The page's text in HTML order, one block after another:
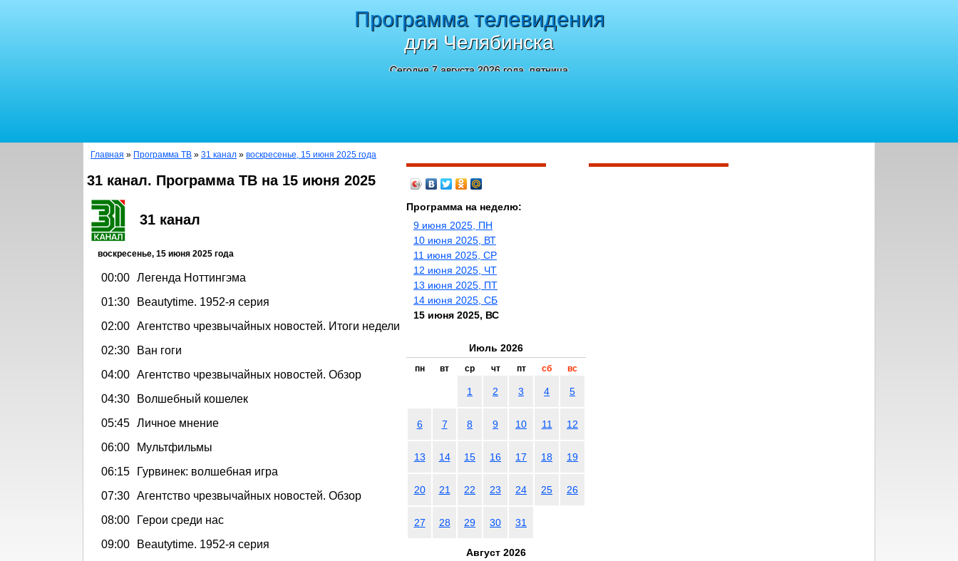
Программа телевидения
для Челябинска
Сегодня 7 августа 2026 года, пятница
Главная » Программа ТВ » 31 канал » воскресенье, 15 июня 2025 года
31 канал. Программа ТВ на 15 июня 2025
31 канал
воскресенье, 15 июня 2025 года
00:00 Легенда Ноттингэма
01:30
Beautytime. 1952-я серия
02:00 Агентство чрезвычайных новостей. Итоги недели
02:30
Ван гоги
04:00 Агентство чрезвычайных новостей. Обзор
04:30
Волшебный кошелек
05:45 Личное мнение
06:00
Мультфильмы
06:15
Гурвинек: волшебная игра
07:30 Агентство чрезвычайных новостей. Обзор
08:00
Герои среди нас
09:00
Beautytime. 1952-я серия
Программа на неделю:
9 июня 2025, ПН
10 июня 2025, ВТ
11 июня 2025, СР
12 июня 2025, ЧТ
13 июня 2025, ПТ
14 июня 2025, СБ
15 июня 2025, ВС
Июль 2026
пн вт ср чт пт сб вс
1 2 3 4 5
6 7 8 9 10 11 12
13 14 15 16 17 18 19
20 21 22 23 24 25 26
27 28 29 30 31
Август 2026